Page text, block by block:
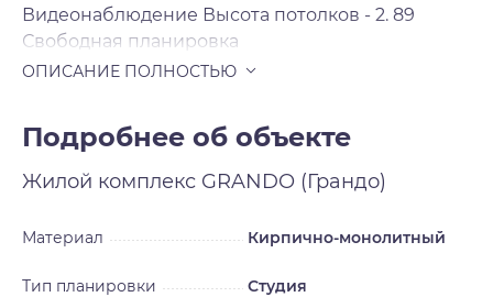
Видеонаблюдение Высота потолков - 2. 89
Свободная планировка
Подробнее об объекте
Жилой комплекс GRANDO (Грандо)
Материал Кирпично-монолитный
Тип планировки Студия